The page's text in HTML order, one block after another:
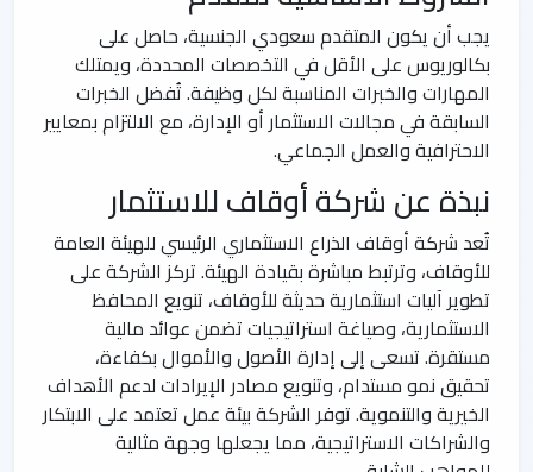
يجب أن يكون المتقدم سعودي الجنسية، حاصل على
بكالوريوس على الأقل في التخصصات المحددة، ويمتلك
المهارات والخبرات المناسبة لكل وظيفة. تُفضل الخبرات
السابقة في مجالات الاستثمار أو الإدارة، مع الالتزام بمعايير
الاحترافية والعمل الجماعي.
نبذة عن شركة أوقاف للاستثمار
تُعد شركة أوقاف الذراع الاستثماري الرئيسي للهيئة العامة
للأوقاف، وترتبط مباشرة بقيادة الهيئة. تركز الشركة على
تطوير آليات استثمارية حديثة للأوقاف، تنويع المحافظ
الاستثمارية، وصياغة استراتيجيات تضمن عوائد مالية
مستقرة. تسعى إلى إدارة الأصول والأموال بكفاءة،
تحقيق نمو مستدام، وتنويع مصادر الإيرادات لدعم الأهداف
الخيرية والتنموية. توفر الشركة بيئة عمل تعتمد على الابتكار
والشراكات الاستراتيجية، مما يجعلها وجهة مثالية